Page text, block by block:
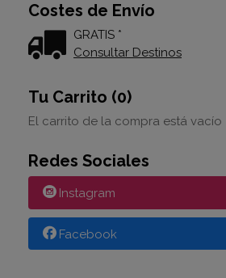
Costes de Envío
GRATIS *
Consultar Destinos
Tu Carrito (0)
El carrito de la compra está vacío
Redes Sociales
Instagram
Facebook